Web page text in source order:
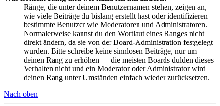
Ränge, die unter deinem Benutzernamen stehen, zeigen an,
wie viele Beiträge du bislang erstellt hast oder identifizieren
bestimmte Benutzer wie Moderatoren und Administratoren.
Normalerweise kannst du den Wortlaut eines Ranges nicht
direkt ändern, da sie von der Board-Administration festgelegt
wurden. Bitte schreibe keine sinnlosen Beiträge, nur um
deinen Rang zu erhöhen — die meisten Boards dulden dieses
Verhalten nicht und ein Moderator oder Administrator wird
deinen Rang unter Umständen einfach wieder zurücksetzen.
Nach oben